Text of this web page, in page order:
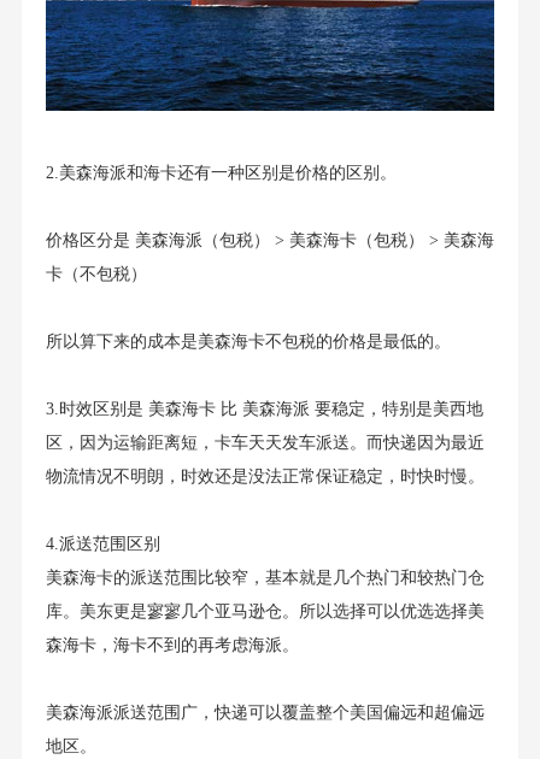
2.美森海派和海卡还有一种区别是价格的区别。
价格区分是 美森海派（包税） > 美森海卡（包税） > 美森海
卡（不包税）
所以算下来的成本是美森海卡不包税的价格是最低的。
3.时效区别是 美森海卡 比 美森海派 要稳定，特别是美西地
区，因为运输距离短，卡车天天发车派送。而快递因为最近
物流情况不明朗，时效还是没法正常保证稳定，时快时慢。
4.派送范围区别
美森海卡的派送范围比较窄，基本就是几个热门和较热门仓
库。美东更是寥寥几个亚马逊仓。所以选择可以优选选择美
森海卡，海卡不到的再考虑海派。
美森海派派送范围广，快递可以覆盖整个美国偏远和超偏远
地区。